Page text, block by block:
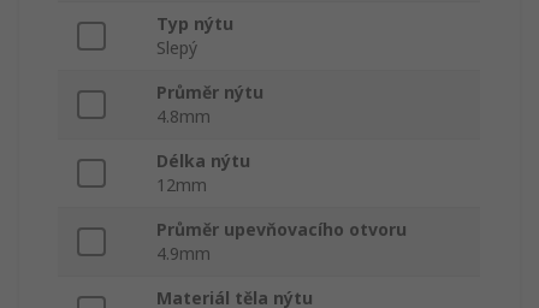
Typ nýtu
Slepý
Průměr nýtu
4.8mm
Délka nýtu
12mm
Průměr upevňovacího otvoru
4.9mm
Materiál těla nýtu